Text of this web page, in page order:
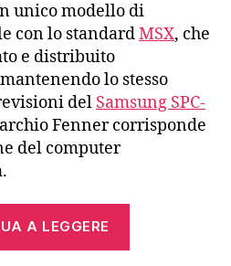
unico modello di
con lo standardMSX, che
e distribuito
lo stesso
del Samsung SPC-
Fenner corrisponde
del computer
A LEGGERE